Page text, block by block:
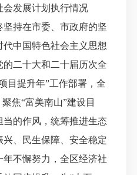
会发展计划执行情况
持在市委、市政府的坚
中国特色社会主义思想
二十大和二十届历次全
目提升年”工作部署，全
焦“富美南山”建设目
的作风，统筹推进生态
、民生保障、安全稳定
不懈努力，全区经济社